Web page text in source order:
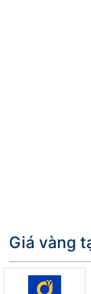
Giá vàng